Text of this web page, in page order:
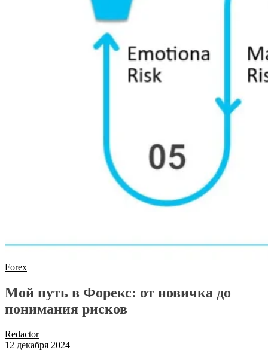
Forex
Мой путь в Форекс: от новичка до
понимания рисков
Redactor
12 декабря 2024